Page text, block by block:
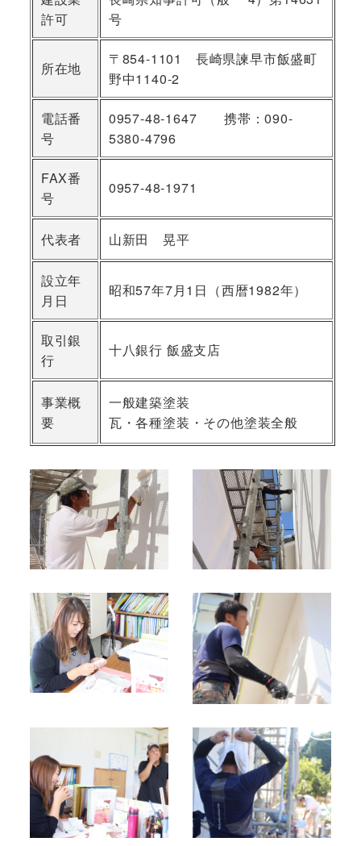
許可
号
所在地
〒854-1101 長崎県諫早市飯盛町
野中1140-2
電話番
号
0957-48-1647 携帯：090-
5380-4796
FAX番
号
0957-48-1971
代表者 山新田 晃平
設立年
月日
昭和57年7月1日（西暦1982年）
取引銀
行
十八銀行 飯盛支店
事業概
要
一般建築塗装
瓦・各種塗装・その他塗装全般